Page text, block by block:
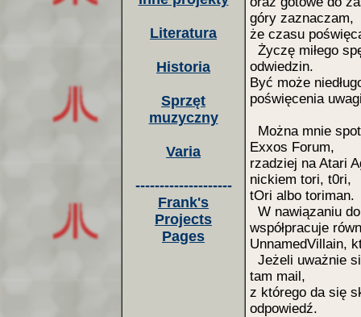
Literatura
Historia
Sprzęt
muzyczny
Varia
--------------------
Frank's
Projects
Pages
góry zaznaczam,
że czasu
Życzę miłego
odwiedzin.
Być może
poświęcenia
Można mnie
Exxos Forum,
rzadziej na Atari
nickiem tori, t0ri,
tOri albo toriman.
W nawiązaniu
współpracuje
UnnamedVillain,
Jeżeli uważnie
tam mail,
z którego da się
odpowiedź.